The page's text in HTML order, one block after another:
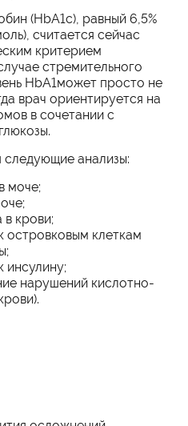
(HbA1c), равный 6,5%
считается сейчас
критерием
стремительного
HbA1может просто не
врач ориентируется на
в сочетании с
следующие анализы:
моче;
в крови;
островковым клеткам
инсулину;
нарушений кислотно-